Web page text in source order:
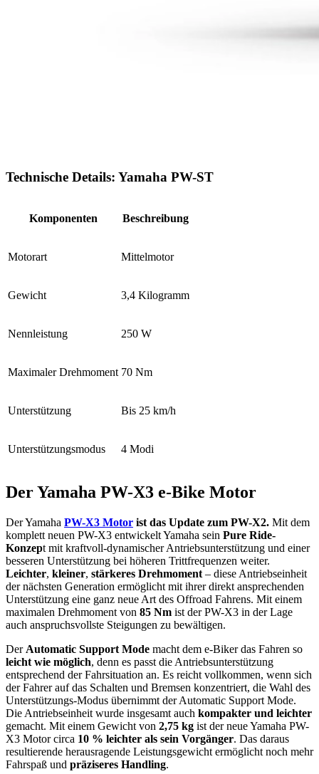
Technische Details: Yamaha PW-ST
Komponenten Beschreibung
Motorart Mittelmotor
Gewicht 3,4 Kilogramm
Nennleistung 250 W
Maximaler Drehmoment 70 Nm
Unterstützung Bis 25 km/h
Unterstützungsmodus 4 Modi
Der Yamaha PW-X3 e-Bike Motor
Der Yamaha PW-X3 Motor ist das Update zum PW-X2. Mit dem
komplett neuen PW-X3 entwickelt Yamaha sein Pure Ride-
Konzept mit kraftvoll-dynamischer Antriebsunterstützung und einer
besseren Unterstützung bei höheren Trittfrequenzen weiter.
Leichter, kleiner, stärkeres Drehmoment – diese Antriebseinheit
der nächsten Generation ermöglicht mit ihrer direkt ansprechenden
Unterstützung eine ganz neue Art des Offroad Fahrens. Mit einem
maximalen Drehmoment von 85 Nm ist der PW-X3 in der Lage
auch anspruchsvollste Steigungen zu bewältigen.
Der Automatic Support Mode macht dem e-Biker das Fahren so
leicht wie möglich, denn es passt die Antriebsunterstützung
entsprechend der Fahrsituation an. Es reicht vollkommen, wenn sich
der Fahrer auf das Schalten und Bremsen konzentriert, die Wahl des
Unterstützungs-Modus übernimmt der Automatic Support Mode.
Die Antriebseinheit wurde insgesamt auch kompakter und leichter
gemacht. Mit einem Gewicht von 2,75 kg ist der neue Yamaha PW-
X3 Motor circa 10 % leichter als sein Vorgänger. Das daraus
resultierende herausragende Leistungsgewicht ermöglicht noch mehr
Fahrspaß und präziseres Handling.